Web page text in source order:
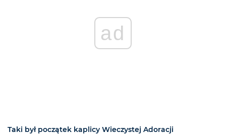
ad
Taki był początek kaplicy Wieczystej Adoracji